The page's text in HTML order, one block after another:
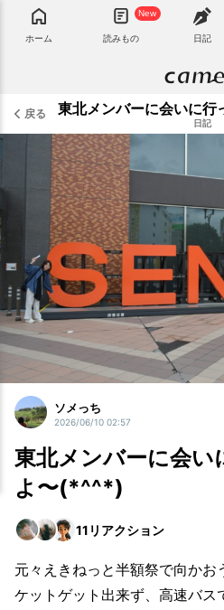
ホーム
New
読みもの 日記
戻る 東北メンバーに会いに
日記
ソメっち
2026/06/10 02:57
東北メンバーに会い
よ〜(*^^*)
11 リアクション
元々えきねっと半額祭で向か
ケットゲット出来ず、高速バス